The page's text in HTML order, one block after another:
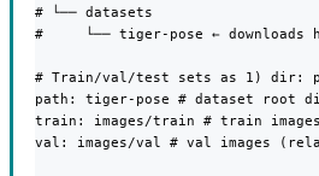
# └── datasets
#     └── tiger-pose ← downloads
# Train/val/test sets as 1) dir:
path: tiger-pose # dataset root
train: images/train # train
val: images/val # val images